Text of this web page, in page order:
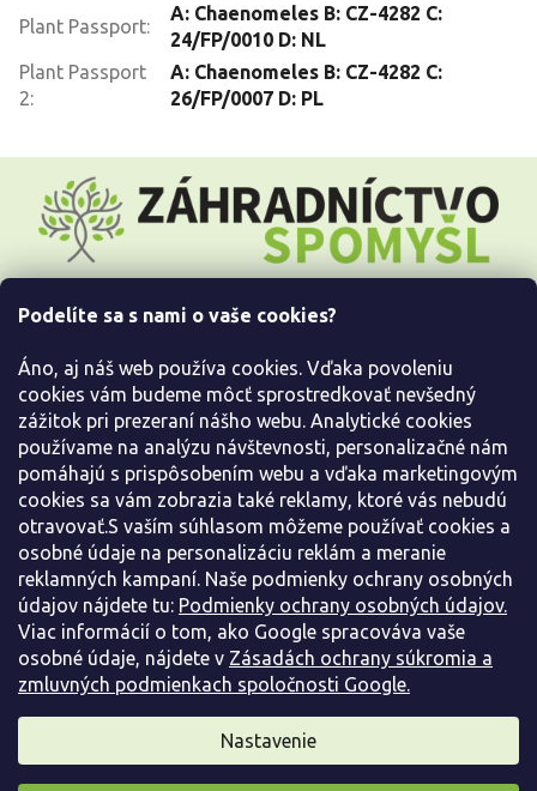
Podelíte sa s nami o vaše cookies?
Áno, aj náš web používa cookies. Vďaka povoleniu
cookies vám budeme môcť sprostredkovať nevšedný
zážitok pri prezeraní nášho webu. Analytické cookies
používame na analýzu návštevnosti, personalizačné nám
pomáhajú s prispôsobením webu a vďaka marketingovým
cookies sa vám zobrazia také reklamy, ktoré vás nebudú
otravovať.S vaším súhlasom môžeme používať cookies a
osobné údaje na personalizáciu reklám a meranie
reklamných kampaní. Naše podmienky ochrany osobných
údajov nájdete tu: Podmienky ochrany osobných údajov.
Viac informácií o tom, ako Google spracováva vaše
osobné údaje, nájdete v Zásadách ochrany súkromia a
zmluvných podmienkach spoločnosti Google.
Nastavenie
Plant Passport:
A: Chaenomeles B: CZ-4282 C:
24/FP/0010 D: NL
Plant Passport
2:
A: Chaenomeles B: CZ-4282 C:
26/FP/0007 D: PL
t
Informácie pre Vás
Kontaktujte nás